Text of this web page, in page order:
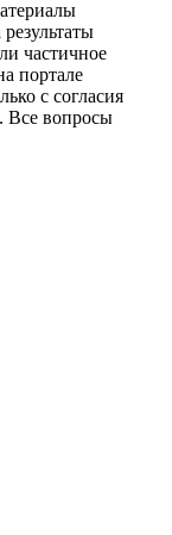
частичное
портале
с согласия
Все вопросы